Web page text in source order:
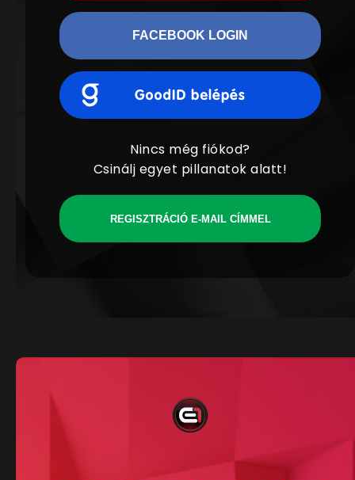
FACEBOOK LOGIN
Nincs még fiókod?
Csinálj egyet pillanatok alatt!
REGISZTRÁCIÓ E-MAIL CÍMMEL